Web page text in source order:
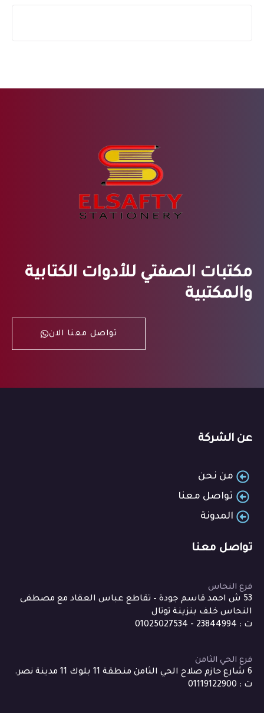
مكتبات الصفتي للأدوات الكتابية
والمكتبية
تواصل معنا الان
عن الشركة
من نحن
تواصل معنا
المدونة
تواصل معنا
فرع النحاس
53 ش احمد قاسم جودة – تقاطع عباس العقاد مع مصطفى
النحاس خلف بنزينة توتال
ت : 23844994 - 01025027534
فرع الحي الثامن
6 شارع حازم صلاح الحي الثامن منطقة 11 بلوك 11 مدينة نصر.
ت : 01119122900